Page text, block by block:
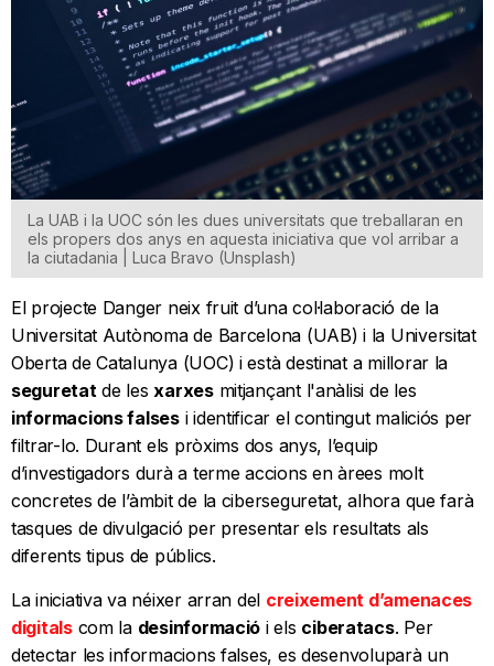
La UAB i la UOC són les dues universitats que treballaran en
els propers dos anys en aquesta iniciativa que vol arribar a
la ciutadania | Luca Bravo (Unsplash)
El projecte Danger neix fruit d’una col·laboració de la
Universitat Autònoma de Barcelona (UAB) i la Universitat
Oberta de Catalunya (UOC) i està destinat a millorar la
seguretatde lesxarxesmitjançant l'anàlisi de les
informacions falsesi identificar el contingut maliciós per
filtrar-lo. Durant els pròxims dos anys, l’equip
d’investigadors durà a terme accions en àrees molt
concretes de l’àmbit de la ciberseguretat, alhora que farà
tasques de divulgació per presentar els resultats als
diferents tipus de públics.
La iniciativa va néixer arran del creixement d’amenaces
digitalscom la desinformació i els ciberatacs. Per
detectar les informacions falses, es desenvoluparà un